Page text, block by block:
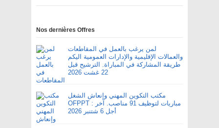
Nos dernières Offres
لمن يرغب بالعمل في المقاطعات
والعمالات الإقليمية والإدارات العمومية اليكم
طريقة المشاركة في المباراة. الترشيح قبل
22 غشت 2026
مكتب التكوين المهني وإنعاش الشغل
OFPPT : مباريات لتوظيف 91 مناصب. آخر
أجل 6 شتنبر 2026